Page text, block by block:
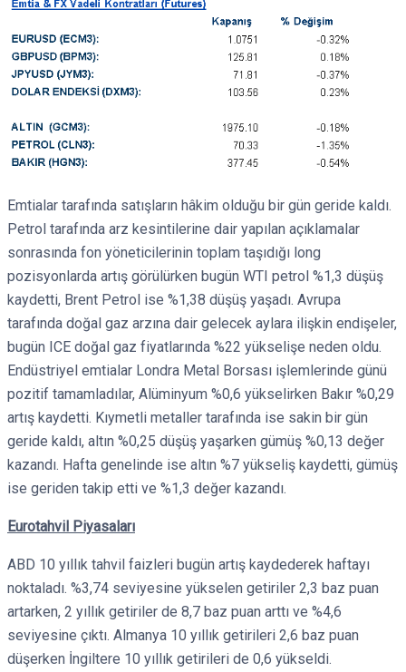
Emtialar tarafında satışların hâkim olduğu bir gün geride kaldı.
Petrol tarafında arz kesintilerine dair yapılan açıklamalar
sonrasında fon yöneticilerinin toplam taşıdığı long
pozisyonlarda artış görülürken bugün WTI petrol %1,3 düşüş
kaydetti, Brent Petrol ise %1,38 düşüş yaşadı. Avrupa
tarafında doğal gaz arzına dair gelecek aylara ilişkin endişeler,
bugün ICE doğal gaz fiyatlarında %22 yükselişe neden oldu.
Endüstriyel emtialar Londra Metal Borsası işlemlerinde günü
pozitif tamamladılar, Alüminyum %0,6 yükselirken Bakır %0,29
artış kaydetti. Kıymetli metaller tarafında ise sakin bir gün
geride kaldı, altın %0,25 düşüş yaşarken gümüş %0,13 değer
kazandı. Hafta genelinde ise altın %7 yükseliş kaydetti, gümüş
ise geriden takip etti ve %1,3 değer kazandı.
Eurotahvil Piyasaları
ABD 10 yıllık tahvil faizleri bugün artış kaydederek haftayı
noktaladı. %3,74 seviyesine yükselen getiriler 2,3 baz puan
artarken, 2 yıllık getiriler de 8,7 baz puan arttı ve %4,6
seviyesine çıktı. Almanya 10 yıllık getirileri 2,6 baz puan
düşerken İngiltere 10 yıllık getirileri de 0,6 yükseldi.